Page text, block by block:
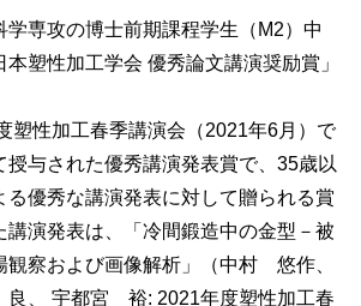
専攻の博士前期課程学生（M2）中
塑性加工学会 優秀論文講演奨励賞」
塑性加工春季講演会（2021年6月）で
授与された優秀講演発表賞で、35歳以
る優秀な講演発表に対して贈られる賞
講演発表は、「冷間鍛造中の金型－被
観察および画像解析」（中村 悠作、
、 宇都宮 裕: 2021年度塑性加工春